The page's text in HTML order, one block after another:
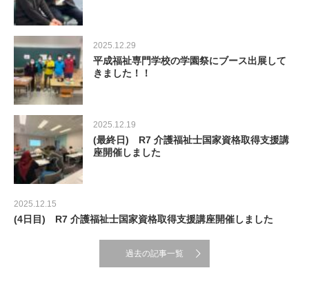
2025.12.29
平成福祉専門学校の学園祭にブース出展して
きました！！
2025.12.19
(最終日) R7 介護福祉士国家資格取得支援講
座開催しました
2025.12.15
(4日目) R7 介護福祉士国家資格取得支援講座開催しました
過去の記事一覧